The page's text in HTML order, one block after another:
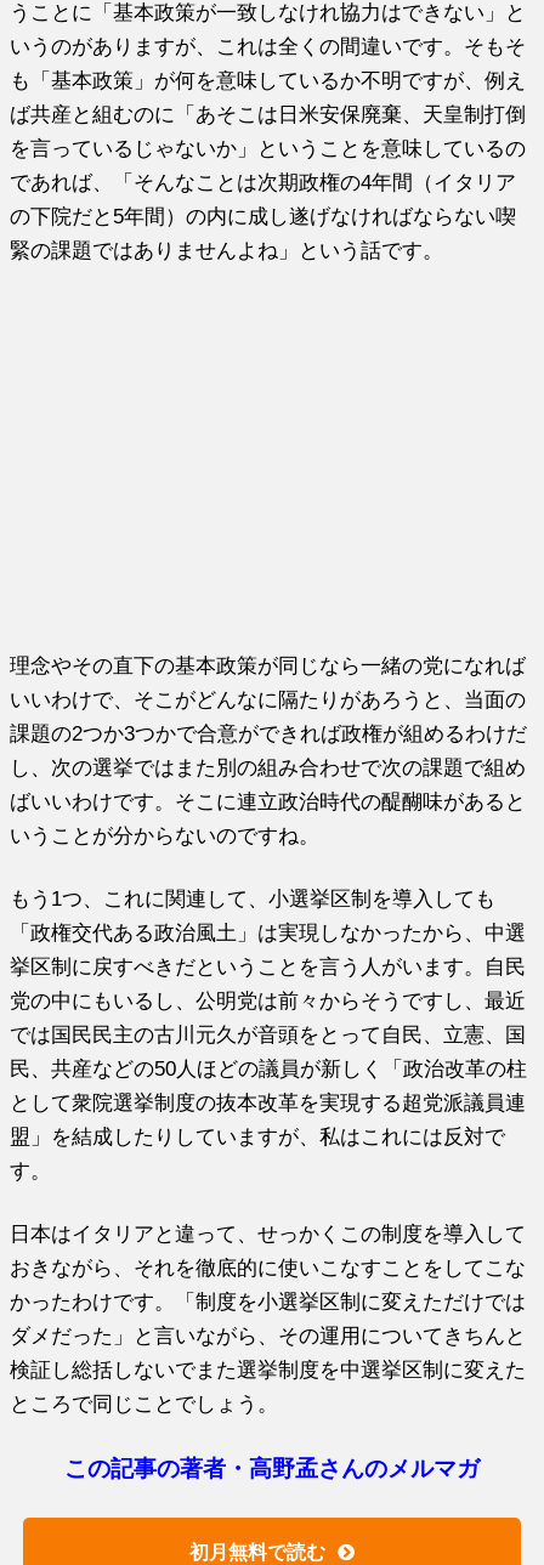
うことに「基本政策が一致しなけれ協力はできない」と
いうのがありますが、これは全くの間違いです。そもそ
も「基本政策」が何を意味しているか不明ですが、例え
ば共産と組むのに「あそこは日米安保廃棄、天皇制打倒
を言っているじゃないか」ということを意味しているの
であれば、「そんなことは次期政権の4年間（イタリア
の下院だと5年間）の内に成し遂げなければならない喫
緊の課題ではありませんよね」という話です。
理念やその直下の基本政策が同じなら一緒の党になれば
いいわけで、そこがどんなに隔たりがあろうと、当面の
課題の2つか3つかで合意ができれば政権が組めるわけだ
し、次の選挙ではまた別の組み合わせで次の課題で組め
ばいいわけです。そこに連立政治時代の醍醐味があると
いうことが分からないのですね。
もう1つ、これに関連して、小選挙区制を導入しても
「政権交代ある政治風土」は実現しなかったから、中選
挙区制に戻すべきだということを言う人がいます。自民
党の中にもいるし、公明党は前々からそうですし、最近
では国民民主の古川元久が音頭をとって自民、立憲、国
民、共産などの50人ほどの議員が新しく「政治改革の柱
として衆院選挙制度の抜本改革を実現する超党派議員連
盟」を結成したりしていますが、私はこれには反対で
す。
日本はイタリアと違って、せっかくこの制度を導入して
おきながら、それを徹底的に使いこなすことをしてこな
かったわけです。「制度を小選挙区制に変えただけでは
ダメだった」と言いながら、その運用についてきちんと
検証し総括しないでまた選挙制度を中選挙区制に変えた
ところで同じことでしょう。
この記事の著者・高野孟さんのメルマガ
初月無料で読む